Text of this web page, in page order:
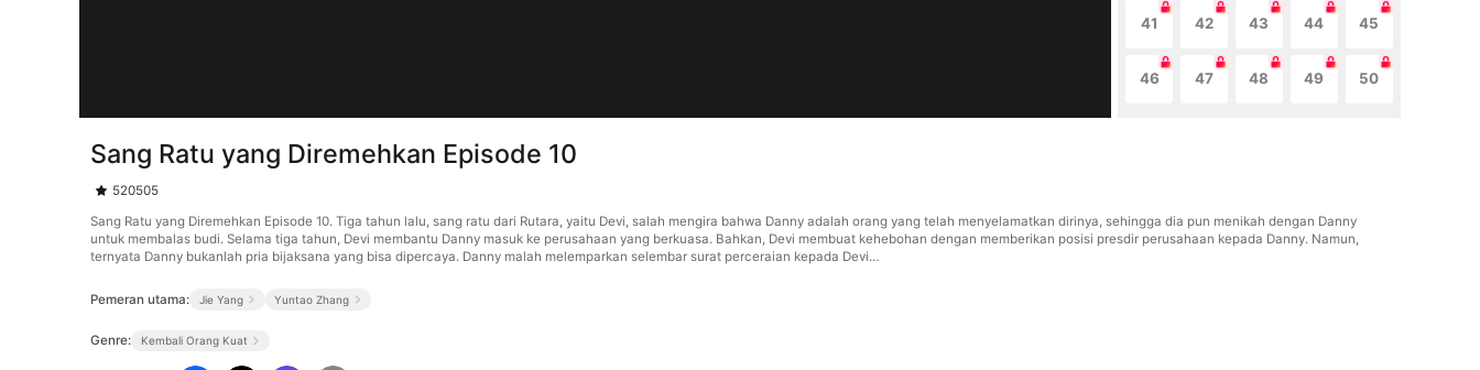
41 42 43 44 45
46 47 48 49 50
Sang Ratu yang Diremehkan Episode 10
520505
Sang Ratu yang Diremehkan Episode 10. Tiga tahun lalu, sang ratu dari Rutara, yaitu Devi, salah mengira bahwa Danny adalah orang yang telah menyelamatkan dirinya, sehingga dia pun menikah dengan Danny
untuk membalas budi. Selama tiga tahun, Devi membantu Danny masuk ke perusahaan yang berkuasa. Bahkan, Devi membuat kehebohan dengan memberikan posisi presdir perusahaan kepada Danny. Namun,
ternyata Danny bukanlah pria bijaksana yang bisa dipercaya. Danny malah melemparkan selembar surat perceraian kepada Devi…
Pemeran utama: Jie Yang Yuntao Zhang
Genre: Kembali Orang Kuat